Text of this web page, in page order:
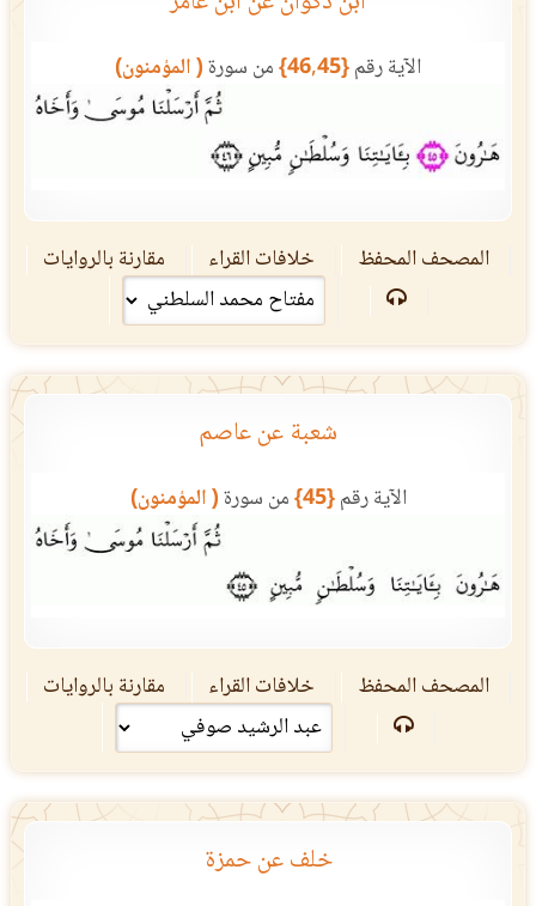
الآية رقم{46,45} من سورة( المؤمنون)
المصحف المحفظ خلافات القراء مقارنة بالروايات
شعبة عن عاصم
الآية رقم{45} من سورة( المؤمنون)
المصحف المحفظ خلافات القراء مقارنة بالروايات
خلف عن حمزة